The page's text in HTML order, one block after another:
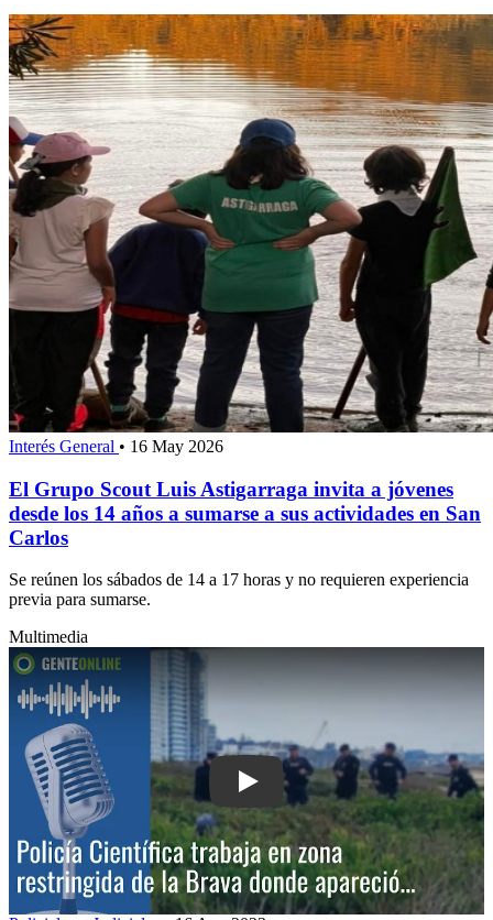
Interés General • 16 May 2026
El Grupo Scout Luis Astigarraga invita a jóvenes
desde los 14 años a sumarse a sus actividades en San
Carlos
Se reúnen los sábados de 14 a 17 horas y no requieren experiencia
previa para sumarse.
Multimedia
Play: Policía Científica trabaja en